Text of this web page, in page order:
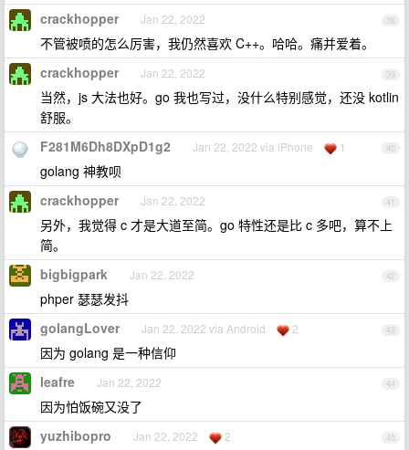
38
crackhopper Jan 22, 2022
不管被喷的怎么厉害，我仍然喜欢 C++。哈哈。痛并爱着。
39
crackhopper Jan 22, 2022
当然，js 大法也好。go 我也写过，没什么特别感觉，还没 kotlin
舒服。
40
F281M6Dh8DXpD1g2 Jan 22, 2022 via iPhone 1
golang 神教呗
41
crackhopper Jan 22, 2022
另外，我觉得 c 才是大道至简。go 特性还是比 c 多吧，算不上
简。
42
bigbigpark Jan 22, 2022
phper 瑟瑟发抖
43
golangLover Jan 22, 2022 via Android 2
因为 golang 是一种信仰
44
leafre Jan 22, 2022
因为怕饭碗又没了
45
yuzhibopro Jan 22, 2022 2